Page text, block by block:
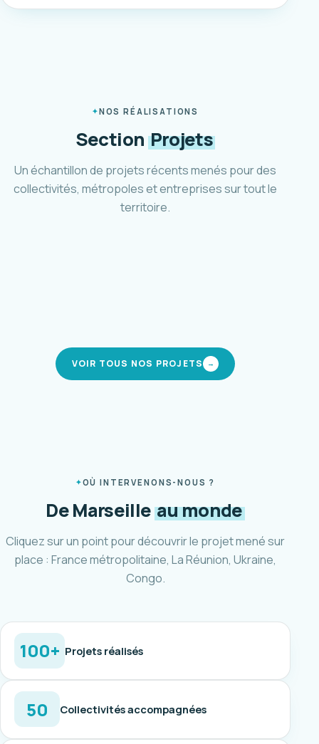
NOS RÉALISATIONS
Section Projets
Un échantillon de projets récents menés pour des
collectivités, métropoles et entreprises sur tout le
territoire.
Plan marche et vélo d'Aubagne
VOIR TOUS NOS PROJETS →
OÙ INTERVENONS-NOUS ?
De Marseille au monde
Cliquez sur un point pour découvrir le projet mené sur
place : France métropolitaine, La Réunion, Ukraine,
Congo.
100+ Projets réalisés
50 Collectivités accompagnées